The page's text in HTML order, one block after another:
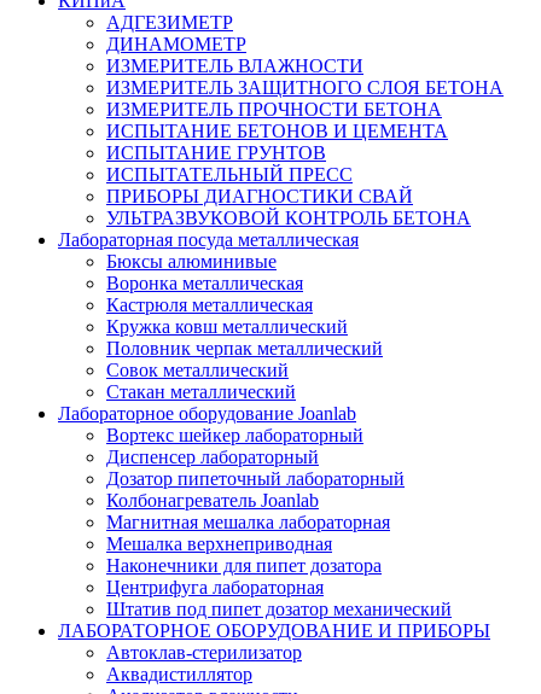
АДГЕЗИМЕТР
ДИНАМОМЕТР
ИЗМЕРИТЕЛЬ ВЛАЖНОСТИ
ИЗМЕРИТЕЛЬ ЗАЩИТНОГО СЛОЯ БЕТОНА
ИЗМЕРИТЕЛЬ ПРОЧНОСТИ БЕТОНА
ИСПЫТАНИЕ БЕТОНОВ И ЦЕМЕНТА
ИСПЫТАНИЕ ГРУНТОВ
ИСПЫТАТЕЛЬНЫЙ ПРЕСС
ПРИБОРЫ ДИАГНОСТИКИ СВАЙ
УЛЬТРАЗВУКОВОЙ КОНТРОЛЬ БЕТОНА
Лабораторная посуда металлическая
Бюксы алюминивые
Воронка металлическая
Кастрюля металлическая
Кружка ковш металлический
Половник черпак металлический
Совок металлический
Стакан металлический
Лабораторное оборудование Joanlab
Вортекс шейкер лабораторный
Диспенсер лабораторный
Дозатор пипеточный лабораторный
Колбонагреватель Joanlab
Магнитная мешалка лабораторная
Мешалка верхнеприводная
Наконечники для пипет дозатора
Центрифуга лабораторная
Штатив под пипет дозатор механический
ЛАБОРАТОРНОЕ ОБОРУДОВАНИЕ И ПРИБОРЫ
Автоклав-стерилизатор
Аквадистиллятор